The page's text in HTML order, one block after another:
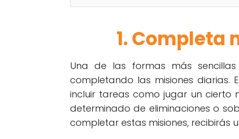
1. Completa
Una de las formas más
completando las misiones diarias.
incluir tareas como jugar un cierto
determinado de eliminaciones o
completar estas misiones, recibirás